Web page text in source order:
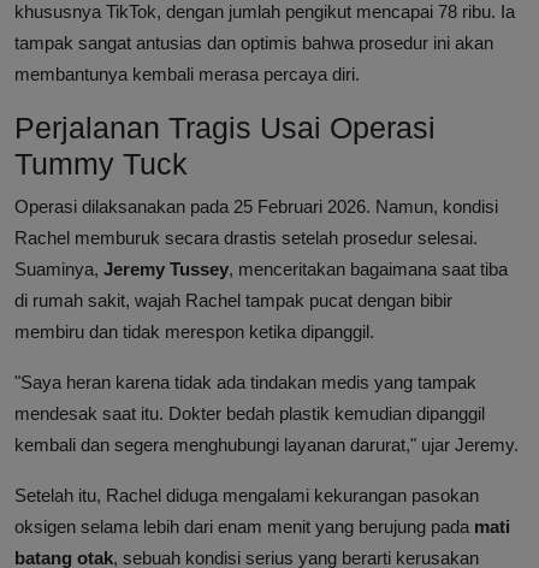
khususnya TikTok, dengan jumlah pengikut mencapai 78 ribu. Ia
tampak sangat antusias dan optimis bahwa prosedur ini akan
membantunya kembali merasa percaya diri.
Perjalanan Tragis Usai Operasi
Tummy Tuck
Operasi dilaksanakan pada 25 Februari 2026. Namun, kondisi
Rachel memburuk secara drastis setelah prosedur selesai.
Suaminya, Jeremy Tussey, menceritakan bagaimana saat tiba
di rumah sakit, wajah Rachel tampak pucat dengan bibir
membiru dan tidak merespon ketika dipanggil.
"Saya heran karena tidak ada tindakan medis yang tampak
mendesak saat itu. Dokter bedah plastik kemudian dipanggil
kembali dan segera menghubungi layanan darurat," ujar Jeremy.
Setelah itu, Rachel diduga mengalami kekurangan pasokan
oksigen selama lebih dari enam menit yang berujung pada mati
batang otak, sebuah kondisi serius yang berarti kerusakan